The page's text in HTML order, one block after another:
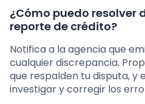
¿Cómo puedo resolver
reporte de crédito?
Notifica a la agencia que
cualquier discrepancia.
que respalden tu disputa, y
investigar y corregir los